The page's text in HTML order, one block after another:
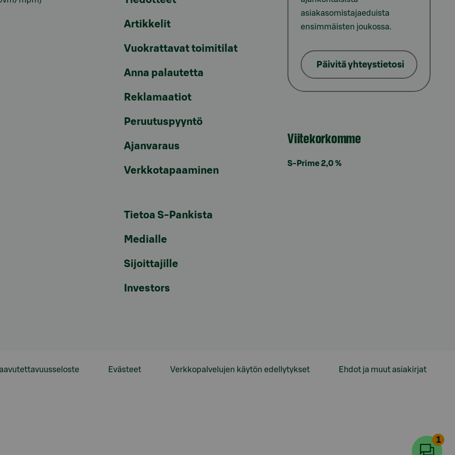
Artikkelit
Vuokrattavat toimitilat
Anna palautetta
Reklamaatiot
Peruutuspyyntö
Ajanvaraus
Verkkotapaaminen
Tietoa S-Pankista
Medialle
Sijoittajille
Investors
asiakasomistajaeduista
ensimmäisten joukossa.
Päivitä yhteystietosi
Viitekorkomme
S-Prime 2,0 %
Evästeet Verkkopalvelujen käytön edellytykset Ehdot ja muut asiakirjat
1